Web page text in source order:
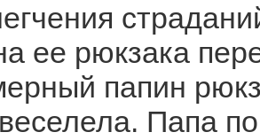
ее рюкзака
папин
Папа